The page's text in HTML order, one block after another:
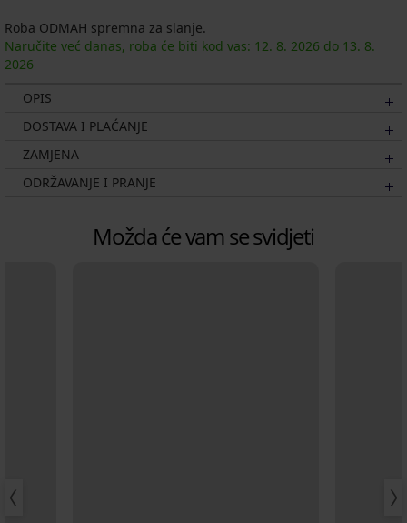
Roba ODMAH spremna za slanje.
Naručite već danas, roba će biti kod vas: 12. 8. 2026 do 13. 8.
2026
OPIS
DOSTAVA I PLAĆANJE
ZAMJENA
ODRŽAVANJE I PRANJE
Možda će vam se svidjeti